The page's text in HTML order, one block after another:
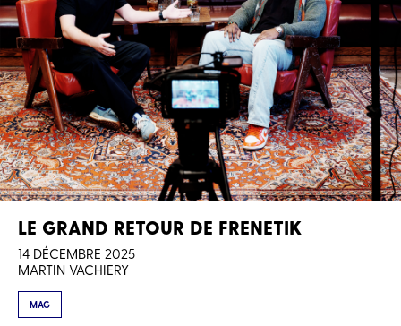
LE GRAND RETOUR DE FRENETIK
14 DÉCEMBRE 2025
MARTIN VACHIERY
MAG